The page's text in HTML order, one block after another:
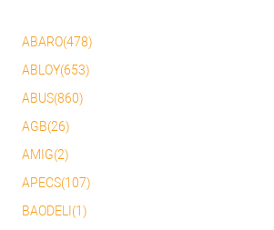
ABARO(478)
ABLOY(653)
ABUS(860)
AGB(26)
AMIG(2)
APECS(107)
BAODELI(1)